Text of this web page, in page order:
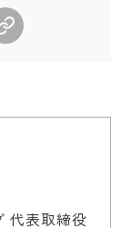
代表取締役